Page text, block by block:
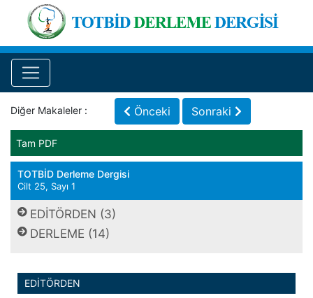
Diğer Makaleler : Önceki Sonraki
Tam PDF
TOTBİD Derleme Dergisi
Cilt 25, Sayı 1
EDİTÖRDEN (3)
DERLEME (14)
EDİTÖRDEN